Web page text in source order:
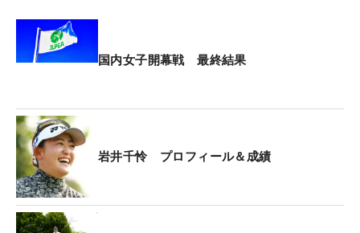
う思いが込められていた。だが、この優勝は決して
ラクなものではなかった。
でスコアが並んだ。2番で岩井がスコアを1つ伸ばす
と、3番でまたもや西郷がバーディを奪取するなど
激闘の前半となった。勝負の分かれ目となったの
が、前日に岩井がダブルボギーとしていた15番パー
4だった。
国内女子開幕戦 最終結果
岩井千怜 プロフィール＆成績